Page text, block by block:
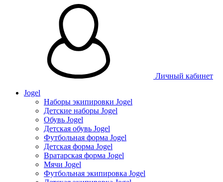
Личный кабинет
Jogel
Наборы экипировки Jogel
Детские наборы Jogel
Обувь Jogel
Детская обувь Jogel
Футбольная форма Jogel
Детская форма Jogel
Вратарская форма Jogel
Мячи Jogel
Футбольная экипировка Jogel